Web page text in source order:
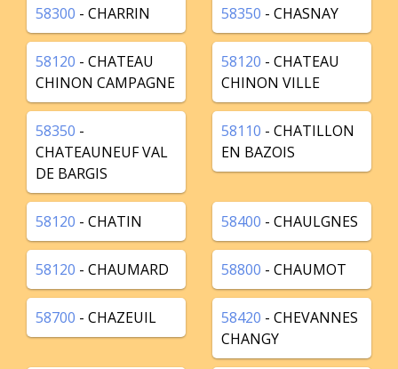
58300 - CHARRIN 58350 - CHASNAY
58120 - CHATEAU
CHINON CAMPAGNE
58120 - CHATEAU
CHINON VILLE
58350 -
CHATEAUNEUF VAL
DE BARGIS
58110 - CHATILLON
EN BAZOIS
58120 - CHATIN 58400 - CHAULGNES
58120 - CHAUMARD 58800 - CHAUMOT
58700 - CHAZEUIL 58420 - CHEVANNES
CHANGY